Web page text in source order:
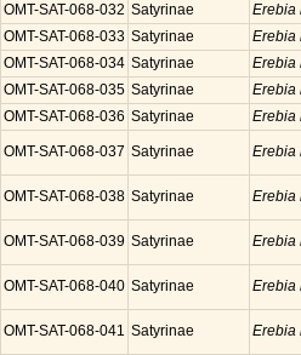
OMT-SAT-068-032 Satyrinae Erebia
OMT-SAT-068-033 Satyrinae Erebia
OMT-SAT-068-034 Satyrinae Erebia
OMT-SAT-068-035 Satyrinae Erebia
OMT-SAT-068-036 Satyrinae Erebia
OMT-SAT-068-037 Satyrinae Erebia
OMT-SAT-068-038 Satyrinae Erebia
OMT-SAT-068-039 Satyrinae Erebia
OMT-SAT-068-040 Satyrinae Erebia
OMT-SAT-068-041 Satyrinae Erebia